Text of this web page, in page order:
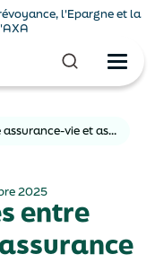
l'Epargne et la
Les différences entre assurance-vie et assurance décès
2025
entre